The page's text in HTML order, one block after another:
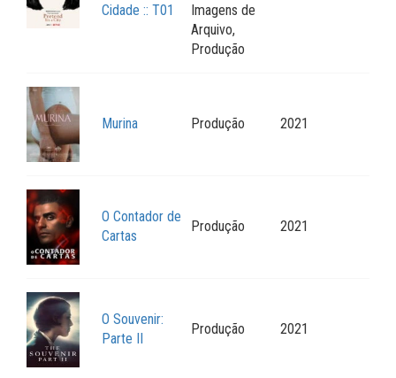
Cidade :: T01
Imagens de
Arquivo,
Produção
Murina Produção 2021
O Contador de
Cartas
Produção 2021
O Souvenir:
Parte II
Produção 2021